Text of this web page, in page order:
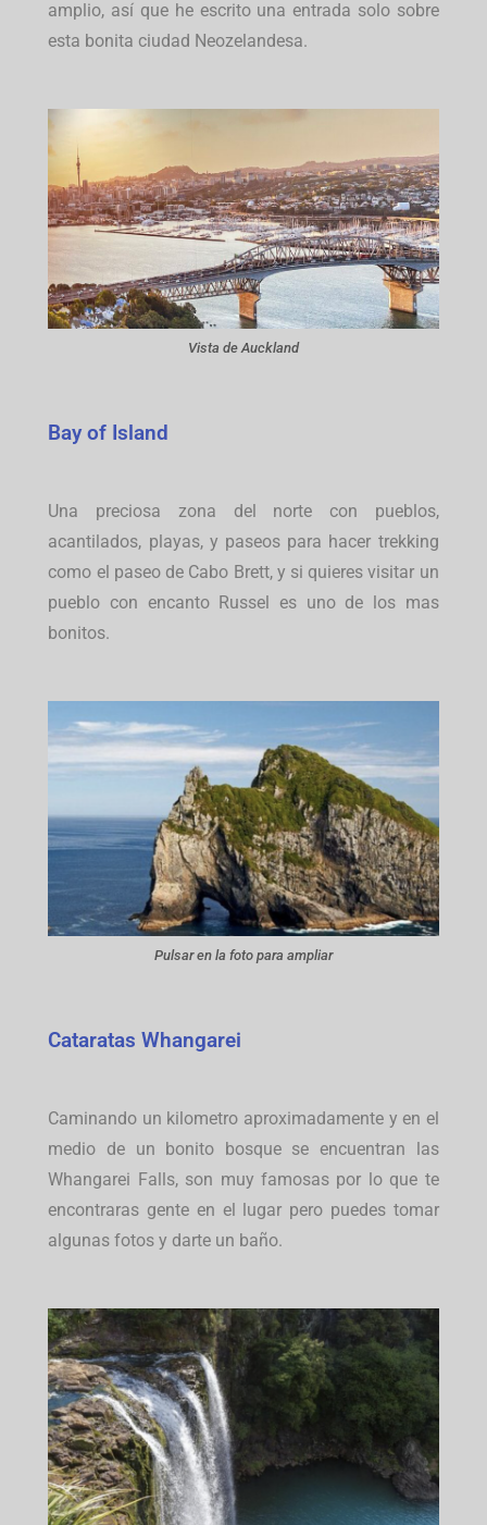
amplio, así que he escrito una entrada solo sobre
esta bonita ciudad Neozelandesa.
Vista de Auckland
Bay of Island
Una preciosa zona del norte con pueblos,
acantilados, playas, y paseos para hacer trekking
como el paseo de Cabo Brett, y si quieres visitar un
pueblo con encanto Russel es uno de los mas
bonitos.
Pulsar en la foto para ampliar
Cataratas Whangarei
Caminando un kilometro aproximadamente y en el
medio de un bonito bosque se encuentran las
Whangarei Falls, son muy famosas por lo que te
encontraras gente en el lugar pero puedes tomar
algunas fotos y darte un baño.